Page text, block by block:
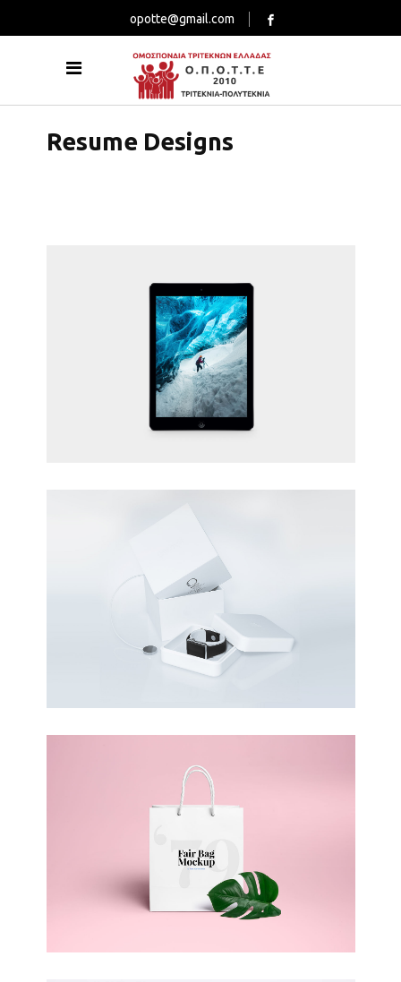
opotte@gmail.com
Resume Designs